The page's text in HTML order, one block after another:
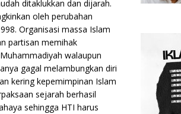
ditaklukkan dan dijarah.
oleh perubahan
Organisasi massa Islam
partisan memihak
walaupun
gagal melambungkan diri
kering kepemimpinan Islam
sejarah berhasil
sehingga HTI harus